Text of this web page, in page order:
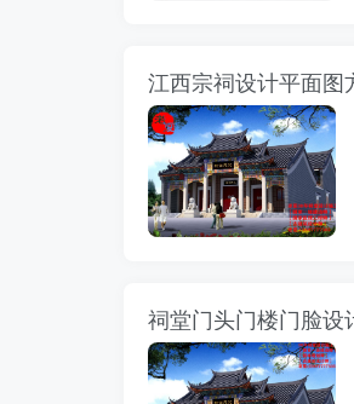
江西宗祠设计平面图
祠堂门头门楼门脸设